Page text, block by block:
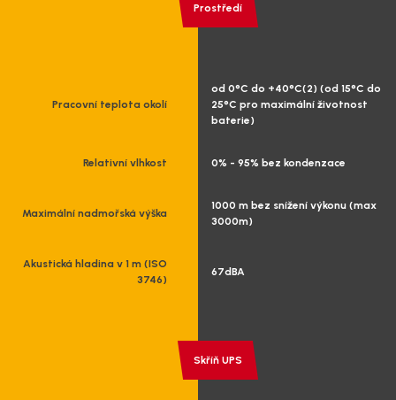
Prostředí
Pracovní teplota okolí
od 0°C do +40°C(2) (od 15°C do
25°C pro maximální životnost
baterie)
Relativní vlhkost 0% - 95% bez kondenzace
Maximální nadmořská výška
1000 m bez snížení výkonu (max
3000m)
Akustická hladina v 1 m (ISO
3746)
67dBA
Skříň UPS